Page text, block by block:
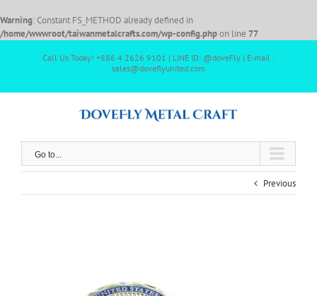
Warning: Constant FS_METHOD already defined in
/home/wwwroot/taiwanmetalcrafts.com/wp-config.phpon line 77
Call Us Today! +886 4 2626 9101 | LINE ID: @doveFly | E-mail :
sales@doveflyunited.com
Go to...
Previous